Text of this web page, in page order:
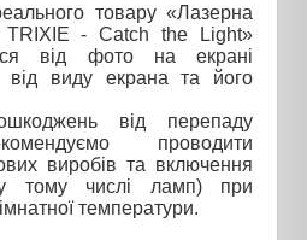
товару «Лазерна
TRIXIE - Catch the Light»
від фото на екрані
від виду екрана та його
від перепаду
проводити
виробів та включення
(у тому числі ламп) при
температури.